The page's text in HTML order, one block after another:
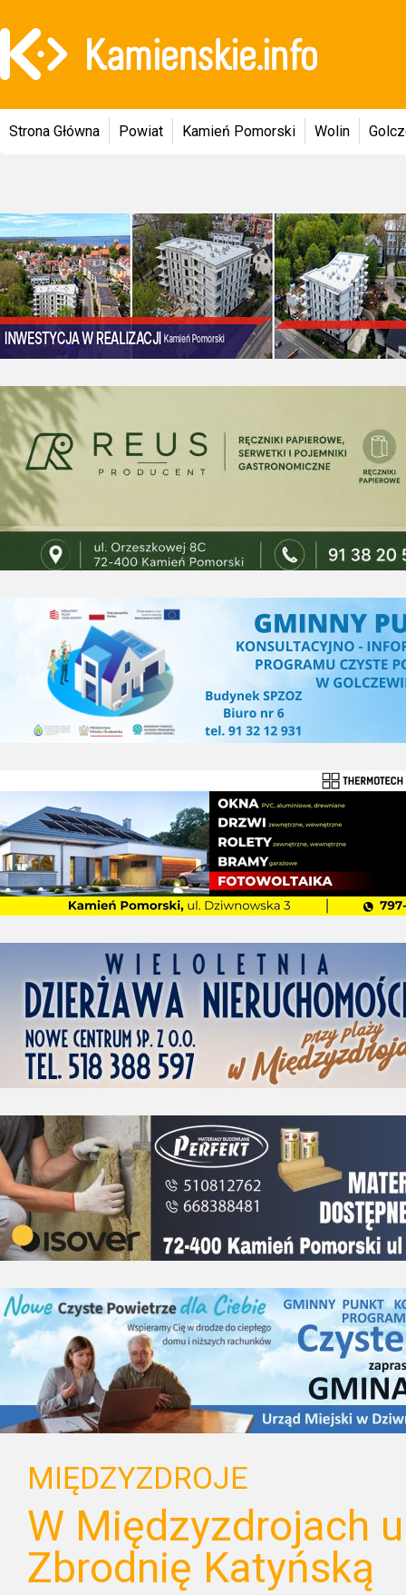
Strona Główna Powiat Kamień Pomorski Wolin
MIĘDZYZDROJE
W Międzyzdrojach
Zbrodnię Katyńską